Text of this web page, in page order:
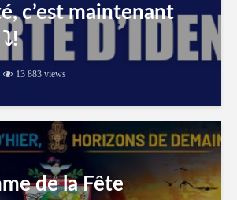
c’est maintenant
13 883 views
de la Fête